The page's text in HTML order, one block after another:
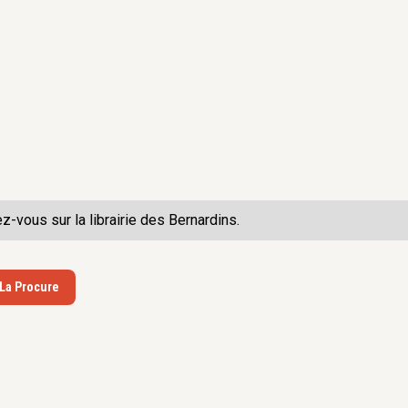
vous sur la librairie des Bernardins.
Procure